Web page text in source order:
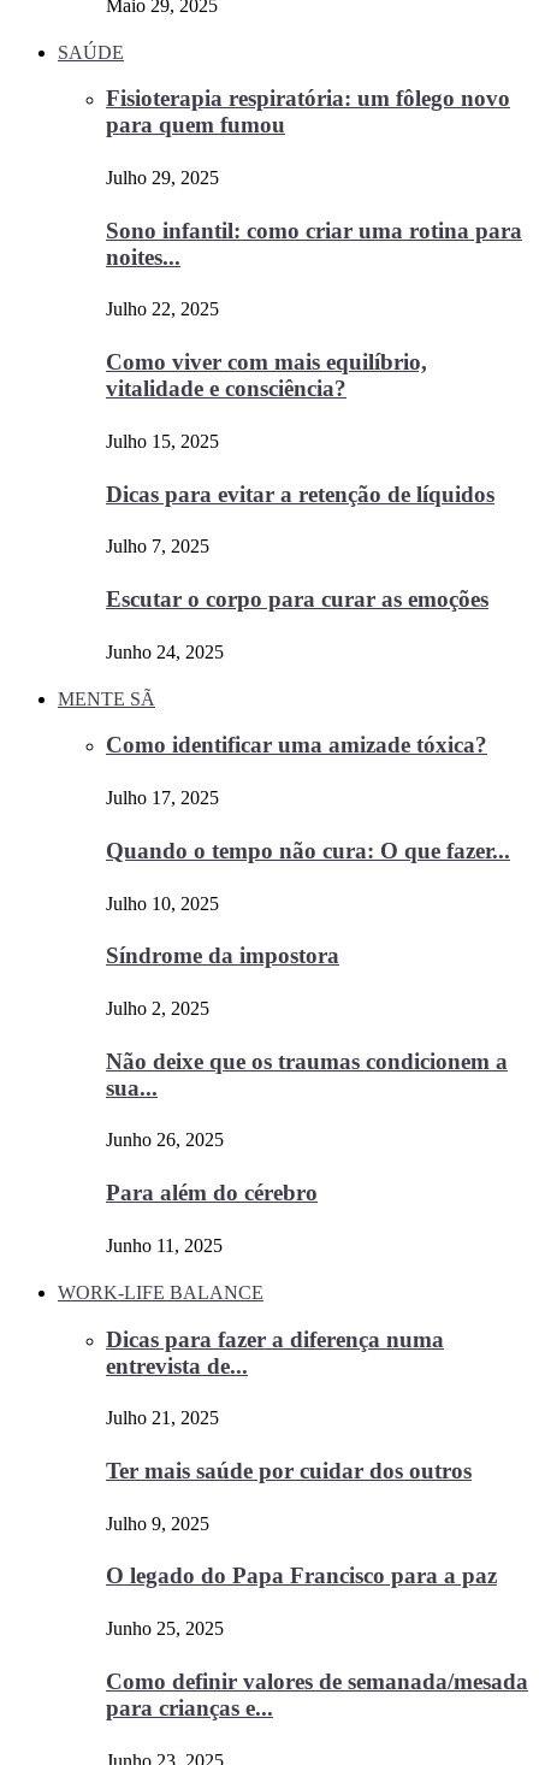
Maio 29, 2025
SAÚDE
Fisioterapia respiratória: um fôlego novo
para quem fumou
Julho 29, 2025
Sono infantil: como criar uma rotina para
noites...
Julho 22, 2025
Como viver com mais equilíbrio,
vitalidade e consciência?
Julho 15, 2025
Dicas para evitar a retenção de líquidos
Julho 7, 2025
Escutar o corpo para curar as emoções
Junho 24, 2025
MENTE SÃ
Como identificar uma amizade tóxica?
Julho 17, 2025
Quando o tempo não cura: O que fazer...
Julho 10, 2025
Síndrome da impostora
Julho 2, 2025
Não deixe que os traumas condicionem a
sua...
Junho 26, 2025
Para além do cérebro
Junho 11, 2025
WORK-LIFE BALANCE
Dicas para fazer a diferença numa
entrevista de...
Julho 21, 2025
Ter mais saúde por cuidar dos outros
Julho 9, 2025
O legado do Papa Francisco para a paz
Junho 25, 2025
Como definir valores de semanada/mesada
para crianças e...
Junho 23, 2025